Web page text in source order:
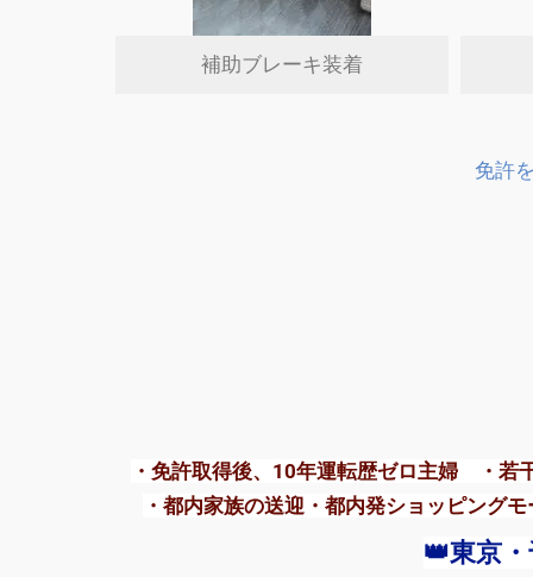
補助ブレーキ装着
免許
・免許取得後、10年運転歴ゼロ主婦 ・若
・都内家族の送迎・都内発ショッピング
👑東京